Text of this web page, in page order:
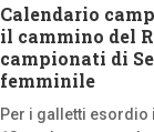
Calendario
il cammino del
campionati di
femminile
Per i galletti esordio